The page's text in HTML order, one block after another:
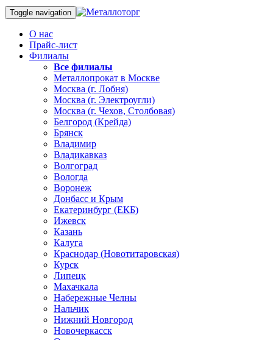
Toggle navigation
О нас
Прайс-лист
Филиалы
Все филиалы
Металлопрокат в Москве
Москва (г. Лобня)
Москва (г. Электроугли)
Москва (г. Чехов, Столбовая)
Белгород (Крейда)
Брянск
Владимир
Владикавказ
Волгоград
Вологда
Воронеж
Донбасс и Крым
Екатеринбург (ЕКБ)
Ижевск
Казань
Калуга
Краснодар (Новотитаровская)
Курск
Липецк
Махачкала
Набережные Челны
Нальчик
Нижний Новгород
Новочеркасск